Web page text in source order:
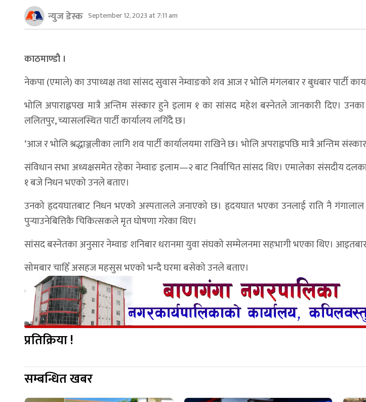
न्युज डेस्क September 12, 2023 at 7:11 am
काठमाण्डौ ।
नेकपा (एमाले) का उपाध्यक्ष तथा सांसद सुवास नेम्वाङको शव आज र भोलि मंगलबार र बुधबार पार्टी
भोलि अपाराह्नपख मात्रै अन्तिम संस्कार हुने इलाम १ का सांसद महेश बस्नेतले जानकारी दिए।
ललितपुर, च्यासलस्थित पार्टी कार्यालय लगिँदै छ।
‘आज र भोलि श्रद्धाञ्जलीका लागि शव पार्टी कार्यालयमा राखिने छ। भोलि अपराह्नपछि मात्रै अन्तिम
संविधान सभा अध्यक्षसमेत रहेका नेम्वाङ इलाम—२ बाट निर्वाचित सांसद थिए। एमालेका संसदीय
१ बजे निधन भएको उनले बताए।
उनको हृदयघातबाट निधन भएको अस्पतालले जनाएको छ। हृदयघात भएका उनलाई राति नै गंगालाल
पुर्‍याउनेबित्तिकै चिकित्सकले मृत घोषणा गरेका थिए।
सांसद बस्नेतका अनुसार नेम्वाङ शनिबार धरानमा युवा संघको सम्मेलनमा सहभागी भएका थिए। आइतबार
सोमबार चाहिँ असहज महसुस भएको भन्दै घरमा बसेको उनले बताए।
प्रतिक्रिया !
सम्बन्धित खबर